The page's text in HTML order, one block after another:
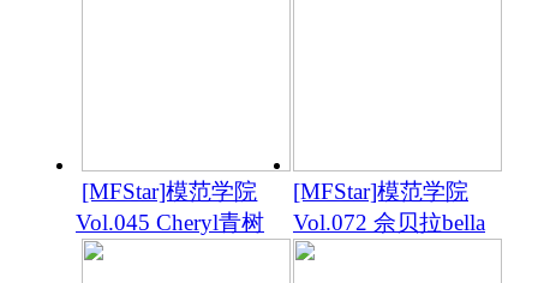
[MFStar]模范学院
Vol.045 Cheryl青树
[MFStar]模范学院
Vol.072 佘贝拉bella